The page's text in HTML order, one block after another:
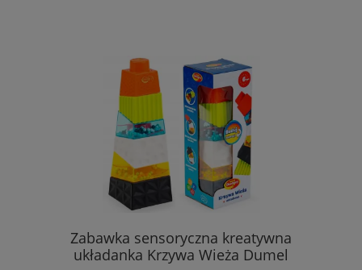
Zabawka sensoryczna kreatywna
układanka Krzywa Wieża Dumel